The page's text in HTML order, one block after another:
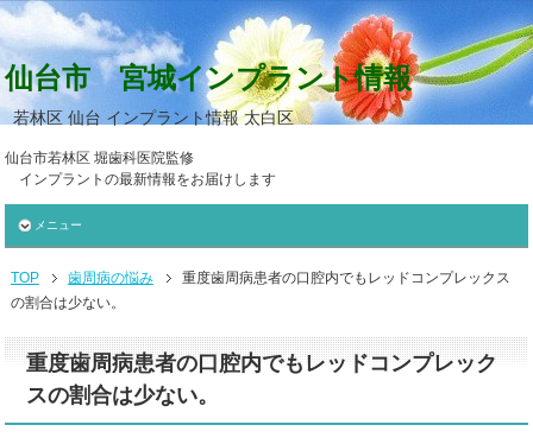
仙台市 宮城インプラント情報
若林区 仙台 インプラント情報 太白区
仙台市若林区 堀歯科医院監修
インプラントの最新情報をお届けします
メニュー
TOP 歯周病の悩み
重度歯周病患者の口腔内でもレッドコンプレックス
の割合は少ない。
重度歯周病患者の口腔内でもレッドコンプレック
スの割合は少ない。